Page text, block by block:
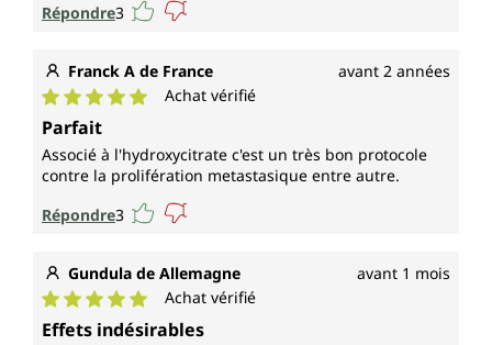
Répondre3
Franck A de France avant 2 années
Note moyenne de 5 sur 5 étoiles
Achat vérifié
Parfait
Associé à l'hydroxycitrate c'est un très bon protocole
contre la prolifération metastasique entre autre.
Répondre3
Gundula de Allemagne avant 1 mois
Note moyenne de 5 sur 5 étoiles
Achat vérifié
Effets indésirables